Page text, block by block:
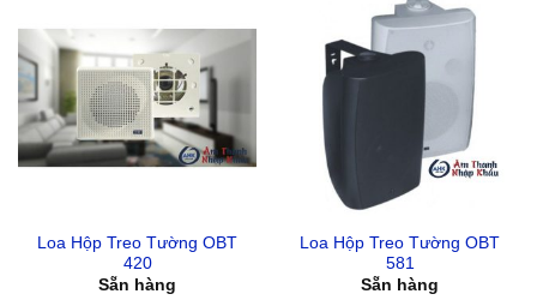
Loa Hộp Treo Tường OBT
420
Sẵn hàng
Loa Hộp Treo Tường OBT
581
Sẵn hàng